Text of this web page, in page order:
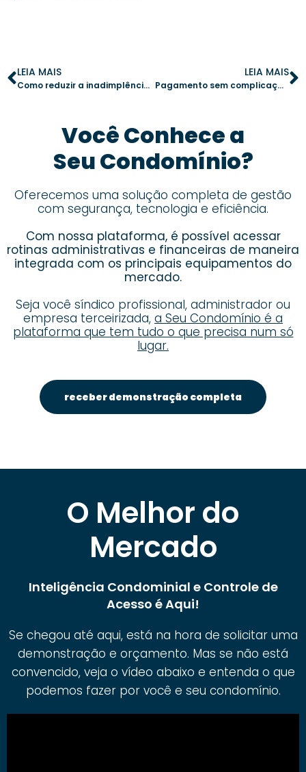
LEIA MAIS
Como reduzir a inadimplência no condomínio com tecnologia
LEIA MAIS
Pagamento sem complicação: modernize a cobrança no seu condomínio
Você Conhece a
Seu Condomínio?
Oferecemos uma solução completa de gestão
com segurança, tecnologia e eficiência.
Com nossa plataforma, é possível acessar
rotinas administrativas e financeiras de maneira
integrada com os principais equipamentos do
mercado.
Seja você síndico profissional, administrador ou
empresa terceirizada, a Seu Condomínio é a
plataforma que tem tudo o que precisa num só
lugar.
receber demonstração completa
O Melhor do
Mercado
Inteligência Condominial e Controle de
Acesso é Aqui!
Se chegou até aqui, está na hora de solicitar uma
demonstração e orçamento. Mas se não está
convencido, veja o vídeo abaixo e entenda o que
podemos fazer por você e seu condomínio.